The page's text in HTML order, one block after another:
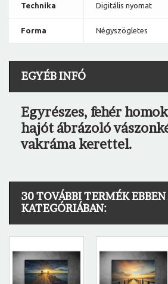
Technika Digitális nyomat
Forma Négyszögletes
EGYÉB INFÓ
Egyrészes, fehér
hajót ábrázoló
vakráma kerettel.
30 TOVÁBBI TERMÉK EBBEN
KATEGÓRIÁBAN: